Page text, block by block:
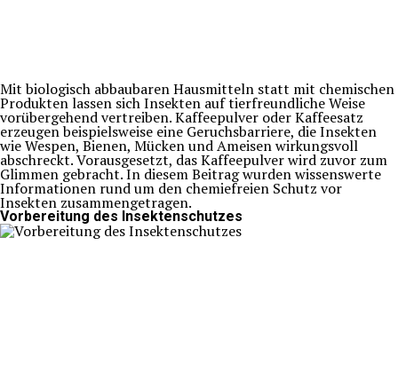
Mit biologisch abbaubaren Hausmitteln statt mit chemischen
Produkten lassen sich Insekten auf tierfreundliche Weise
vorübergehend vertreiben. Kaffeepulver oder Kaffeesatz
erzeugen beispielsweise eine Geruchsbarriere, die Insekten
wie Wespen, Bienen, Mücken und Ameisen wirkungsvoll
abschreckt. Vorausgesetzt, das Kaffeepulver wird zuvor zum
Glimmen gebracht. In diesem Beitrag wurden wissenswerte
Informationen rund um den chemiefreien Schutz vor
Insekten zusammengetragen.
Vorbereitung des Insektenschutzes